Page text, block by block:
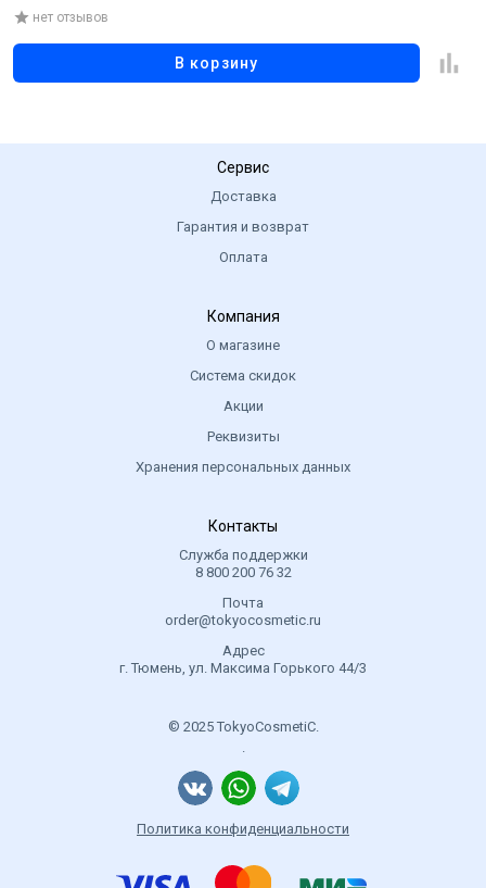
нет отзывов
В корзину
Сервис
Доставка
Гарантия и возврат
Оплата
Компания
О магазине
Система скидок
Акции
Реквизиты
Хранения персональных данных
Контакты
Служба поддержки
8 800 200 76 32
Почта
order@tokyocosmetic.ru
Адрес
г. Тюмень, ул. Максима Горького 44/3
© 2025 TokyoCosmetiC.
.
Политика конфиденциальности